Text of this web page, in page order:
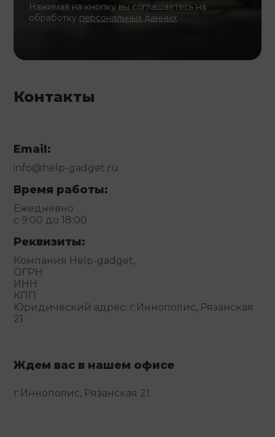
Нажимая на кнопку вы соглашаетесь на
обработку персональных данных
Контакты
Email:
info@help-gadget.ru
Время работы:
Ежедневно
с 9:00 до 18:00
Реквизиты:
Компания Help-gadget,
ОГРН
ИНН
КПП:
Юридический адрес: г.Иннополис, Рязанская
21
Ждем вас в нашем офисе
г.Иннополис, Рязанская 21